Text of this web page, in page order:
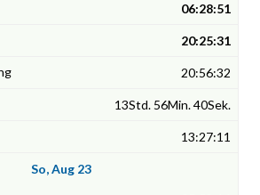
06:28:51
20:25:31
20:56:32
13Std. 56Min. 40Sek.
13:27:11
So, Aug 23